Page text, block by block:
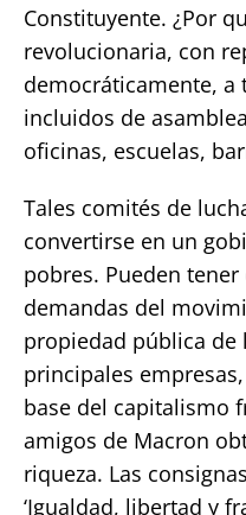
Constituyente. ¿Por
revolucionaria, con
democráticamente, a
incluidos de
oficinas, escuelas,
Tales comités de
convertirse en un
pobres. Pueden
demandas del
propiedad pública de
principales empresas,
base del capitalismo
amigos de Macron
riqueza. Las
‘Igualdad, libertad y